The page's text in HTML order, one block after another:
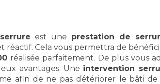
est une prestation de
réactif. Cela vous permettra de
réalisée parfaitement. De plus vous
avantages. Une intervention
afin de ne pas détériorer le bâti